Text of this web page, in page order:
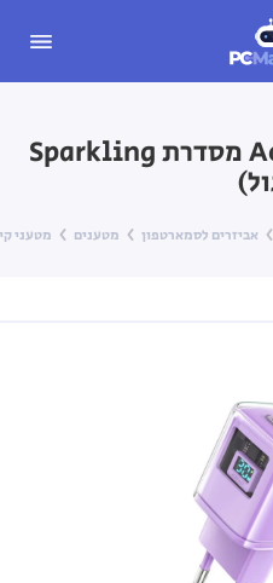
מטען קיר Acefast A53 מסדרת Sparkling
אביזרים לסמארטפון מטענים מטעני